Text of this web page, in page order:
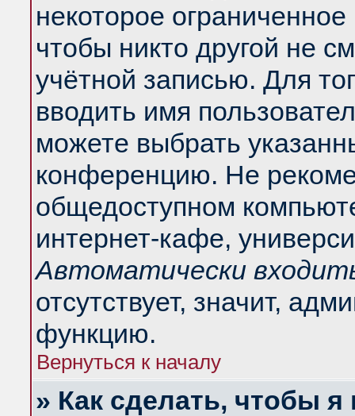
некоторое
чтобы никто другой не
учётной записью. Для
вводить имя
можете выбрать
конференцию. Не
общедоступном
интернет-кафе,
Автоматически
отсутствует, значит,
функцию.
Вернуться к началу
» Как сделать, чтобы